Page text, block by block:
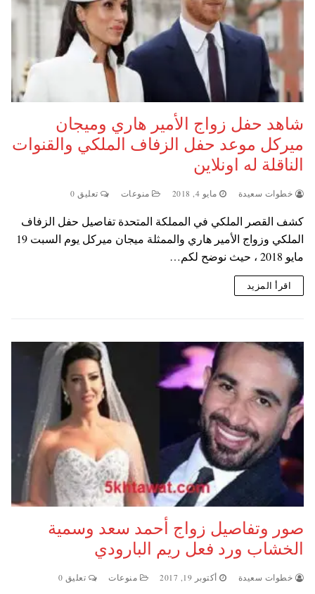
شاهد حفل زواج الأمير هاري وميجان
ميركل موعد حفل الزفاف الملكي والقنوات
الناقلة له اونلاين
خطوات سعيدة مايو 4, 2018 منوعات تعليق 0
كشف القصر الملكي في المملكة المتحدة تفاصيل حفل الزفاف
الملكي وزواج الأمير هاري والممثلة ميجان ميركل يوم السبت 19
مايو 2018 ، حيث نوضح لكم…
اقرأ المزيد
صور وتفاصيل زواج أحمد سعد وسمية
الخشاب ورد فعل ريم البارودي
خطوات سعيدة أكتوبر 19, 2017 منوعات تعليق 0